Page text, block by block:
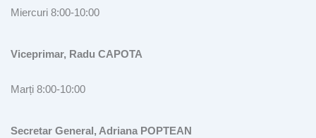
Miercuri 8:00-10:00
Viceprimar, Radu CAPOTA
Marți 8:00-10:00
Secretar General, Adriana POPTEAN